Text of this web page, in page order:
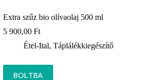
Extra szűz bio olívaolaj 500 ml
5 900,00 Ft
Étel-Ital, Táplálékkiegészítő
BOLTBA